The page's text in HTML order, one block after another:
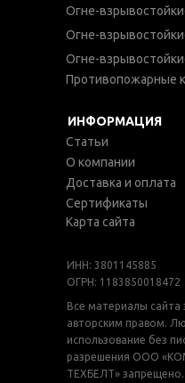
Все материалы
авторским правом.
использование без
разрешения ООО
ТЕХБЕЛТ» запрещено.
ИНН: 3801145885
ОГРН: 1183850018472
ИНФОРМАЦИЯ
Огне-
Огне-
Статьи
О компании
Доставка и оплата
Сертификаты
Карта сайта
Огне-
Противопожарные